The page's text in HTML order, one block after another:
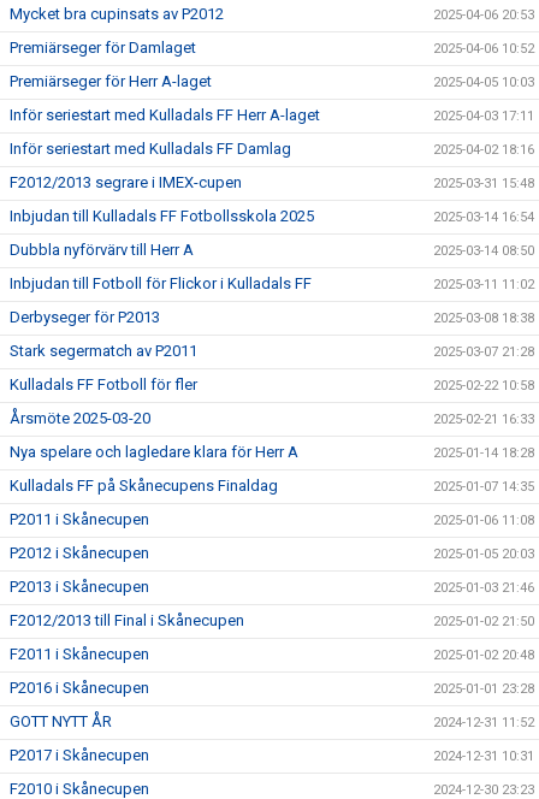
Mycket bra cupinsats av P2012 2025-04-06 20:53
Premiärseger för Damlaget 2025-04-06 10:52
Premiärseger för Herr A-laget 2025-04-05 10:03
Inför seriestart med Kulladals FF Herr A-laget 2025-04-03 17:11
Inför seriestart med Kulladals FF Damlag 2025-04-02 18:16
F2012/2013 segrare i IMEX-cupen 2025-03-31 15:48
Inbjudan till Kulladals FF Fotbollsskola 2025 2025-03-14 16:54
Dubbla nyförvärv till Herr A 2025-03-14 08:50
Inbjudan till Fotboll för Flickor i Kulladals FF 2025-03-11 11:02
Derbyseger för P2013 2025-03-08 18:38
Stark segermatch av P2011 2025-03-07 21:28
Kulladals FF Fotboll för fler 2025-02-22 10:58
Årsmöte 2025-03-20 2025-02-21 16:33
Nya spelare och lagledare klara för Herr A 2025-01-14 18:28
Kulladals FF på Skånecupens Finaldag 2025-01-07 14:35
P2011 i Skånecupen 2025-01-06 11:08
P2012 i Skånecupen 2025-01-05 20:03
P2013 i Skånecupen 2025-01-03 21:46
F2012/2013 till Final i Skånecupen 2025-01-02 21:50
F2011 i Skånecupen 2025-01-02 20:48
P2016 i Skånecupen 2025-01-01 23:28
GOTT NYTT ÅR 2024-12-31 11:52
P2017 i Skånecupen 2024-12-31 10:31
F2010 i Skånecupen 2024-12-30 23:23